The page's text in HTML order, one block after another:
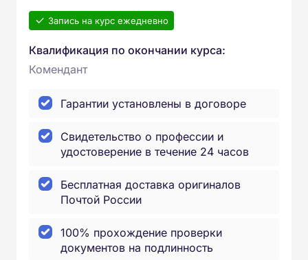
Запись на курс ежедневно
Квалификация по окончании курса:
Комендант
Гарантии установлены в договоре
Свидетельство о профессии и
удостоверение в течение 24 часов
Бесплатная доставка оригиналов
Почтой России
100% прохождение проверки
документов на подлинность